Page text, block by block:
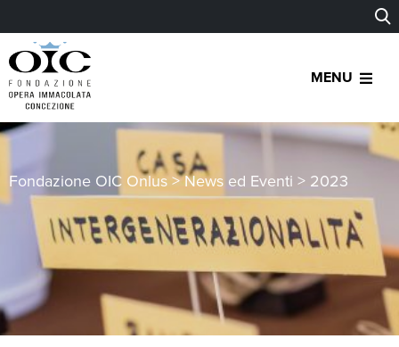
MENU
Fondazione OIC Onlus >News ed Eventi > 2023